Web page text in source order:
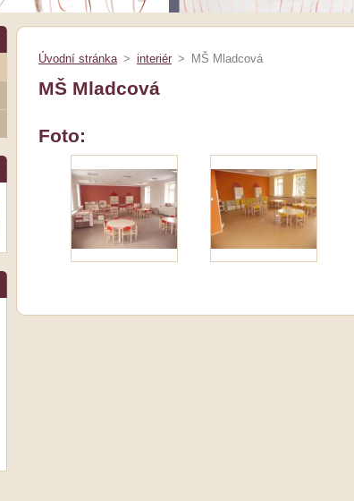
Úvodní stránka > interiér > MŠ Mladcová
MŠ Mladcová
Foto: